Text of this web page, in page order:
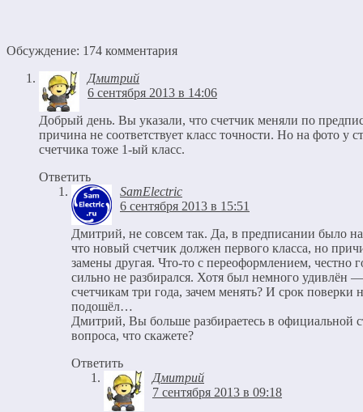
Обсуждение: 174 комментария
Дмитрий
6 сентября 2013 в 14:06
Добрый день. Вы указали, что счетчик меняли по
причина не соответствует класс точности. Но на фото у
счетчика тоже 1-ый класс.
Ответить
SamElectric
6 сентября 2013 в 15:51
Дмитрий, не совсем так. Да, в предписании было
что новый счетчик должен первого класса, но
замены другая. Что-то с переоформлением, честно
сильно не разбирался. Хотя был немного удивлён —
счетчикам три года, зачем менять? И срок поверки
подошёл…
Дмитрий, Вы больше разбираетесь в официальной
вопроса, что скажете?
Ответить
Дмитрий
7 сентября 2013 в 09:18